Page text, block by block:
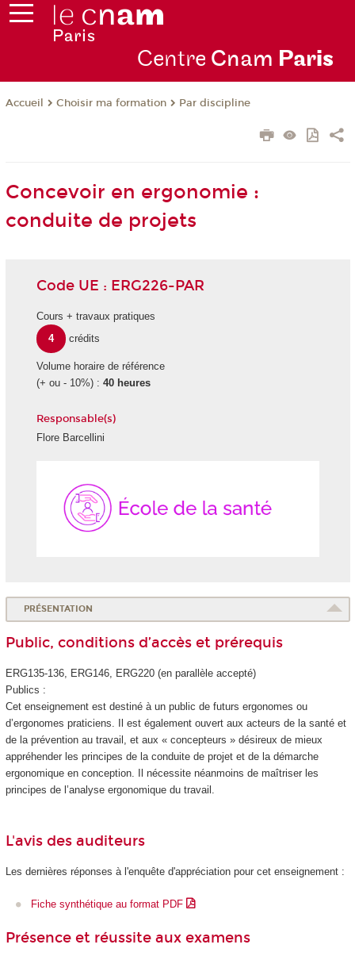
Centre Cnam Paris
Accueil Choisir ma formation Par discipline
Concevoir en ergonomie :
conduite de projets
Code UE : ERG226-PAR
Cours + travaux pratiques
4
crédits
Volume horaire de référence
(+ ou - 10%) : 40 heures
Responsable(s)
Flore Barcellini
PRÉSENTATION
Public, conditions d’accès et prérequis
ERG135-136, ERG146, ERG220 (en parallèle accepté)
Publics :
Cet enseignement est destiné à un public de futurs ergonomes ou
d’ergonomes praticiens. Il est également ouvert aux acteurs de la santé et
de la prévention au travail, et aux « concepteurs » désireux de mieux
appréhender les principes de la conduite de projet et de la démarche
ergonomique en conception. Il nécessite néanmoins de maîtriser les
principes de l’analyse ergonomique du travail.
L'avis des auditeurs
Les dernières réponses à l'enquête d'appréciation pour cet enseignement :
Fiche synthétique au format PDF
Présence et réussite aux examens